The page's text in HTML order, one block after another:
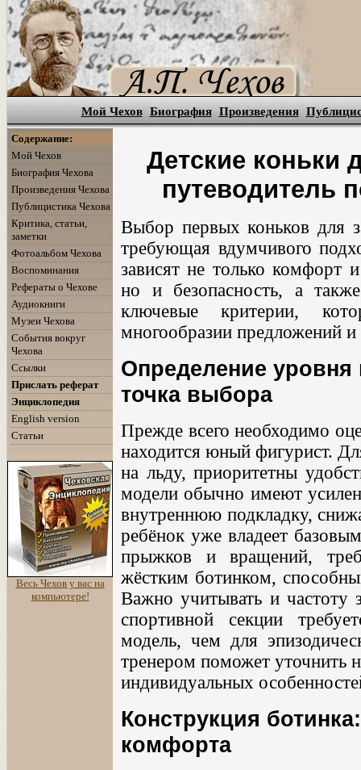
Мой Чехов Биография Произведения
Содержание:
Мой Чехов
Биография Чехова
Произведения Чехова
Публицистика Чехова
Критика, статьи,
заметки
Фотоальбом Чехова
Воспоминания
Рефераты о Чехове
Аудиокниги
Музеи Чехова
События вокруг
Чехова
Ссылки
Прислать реферат
Энциклопедия
English version
Статьи
Весь Чехов у вас на
компьютере!
Детские коньки
путеводитель
Выбор первых коньков для
требующая вдумчивого
зависят не только комфорт
но и безопасность, а
ключевые критерии,
многообразии предложений
Определение уровня
точка выбора
Прежде всего необходимо
находится юный фигурист.
на льду, приоритетны
модели обычно имеют
внутреннюю подкладку,
ребёнок уже владеет
прыжков и вращений,
жёстким ботинком,
Важно учитывать и частоту
спортивной секции
модель, чем для
тренером поможет уточнить
индивидуальных
Конструкция
комфорта